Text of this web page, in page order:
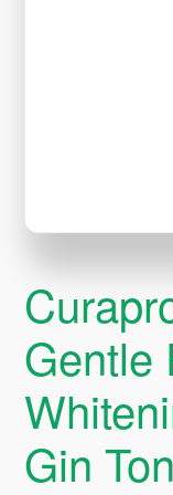
Gentle
Gin